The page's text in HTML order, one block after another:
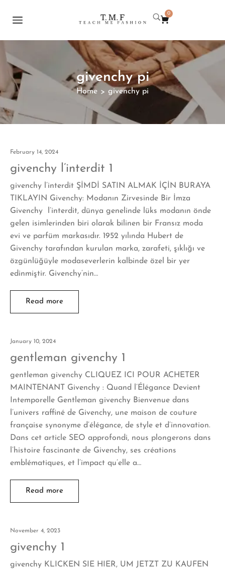
0
givenchy pi
Home > givenchy pi
February 14, 2024
givenchy l’interdit 1
givenchy l’interdit ŞİMDİ SATIN ALMAK İÇİN BURAYA
TIKLAYIN Givenchy: Modanın Zirvesinde Bir İmza
Givenchy l’interdit, dünya genelinde lüks modanın önde
gelen isimlerinden biri olarak bilinen bir Fransız moda
evi ve parfüm markasıdır. 1952 yılında Hubert de
Givenchy tarafından kurulan marka, zarafeti, şıklığı ve
özgünlüğüyle modaseverlerin kalbinde özel bir yer
edinmiştir. Givenchy’nin…
Read more
January 10, 2024
gentleman givenchy 1
gentleman givenchy CLIQUEZ ICI POUR ACHETER
MAINTENANT Givenchy : Quand l’Élégance Devient
Intemporelle Gentleman givenchy Bienvenue dans
l’univers raffiné de Givenchy, une maison de couture
française synonyme d’élégance, de style et d’innovation.
Dans cet article SEO approfondi, nous plongerons dans
l’histoire fascinante de Givenchy, ses créations
emblématiques, et l’impact qu’elle a…
Read more
November 4, 2023
givenchy 1
givenchy KLICKEN SIE HIER, UM JETZT ZU KAUFEN